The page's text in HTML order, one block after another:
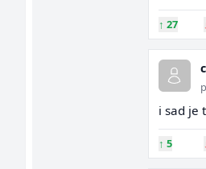
↑ 27
i sad je
↑ 5